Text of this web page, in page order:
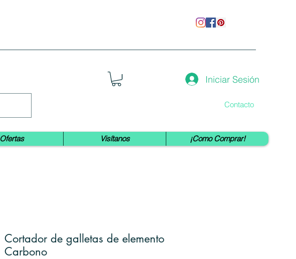
Iniciar Sesión
Contacto
Ofertas Visítanos ¡Como Comprar!
Cortador de galletas de elemento
Carbono